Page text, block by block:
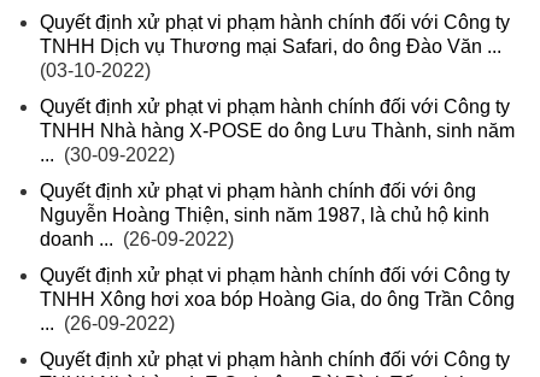
Quyết định xử phạt vi phạm hành chính đối với Công ty
TNHH Dịch vụ Thương mại Safari, do ông Đào Văn ...
(03-10-2022)
Quyết định xử phạt vi phạm hành chính đối với Công ty
TNHH Nhà hàng X-POSE do ông Lưu Thành, sinh năm
... (30-09-2022)
Quyết định xử phạt vi phạm hành chính đối với ông
Nguyễn Hoàng Thiện, sinh năm 1987, là chủ hộ kinh
doanh ... (26-09-2022)
Quyết định xử phạt vi phạm hành chính đối với Công ty
TNHH Xông hơi xoa bóp Hoàng Gia, do ông Trần Công
... (26-09-2022)
Quyết định xử phạt vi phạm hành chính đối với Công ty